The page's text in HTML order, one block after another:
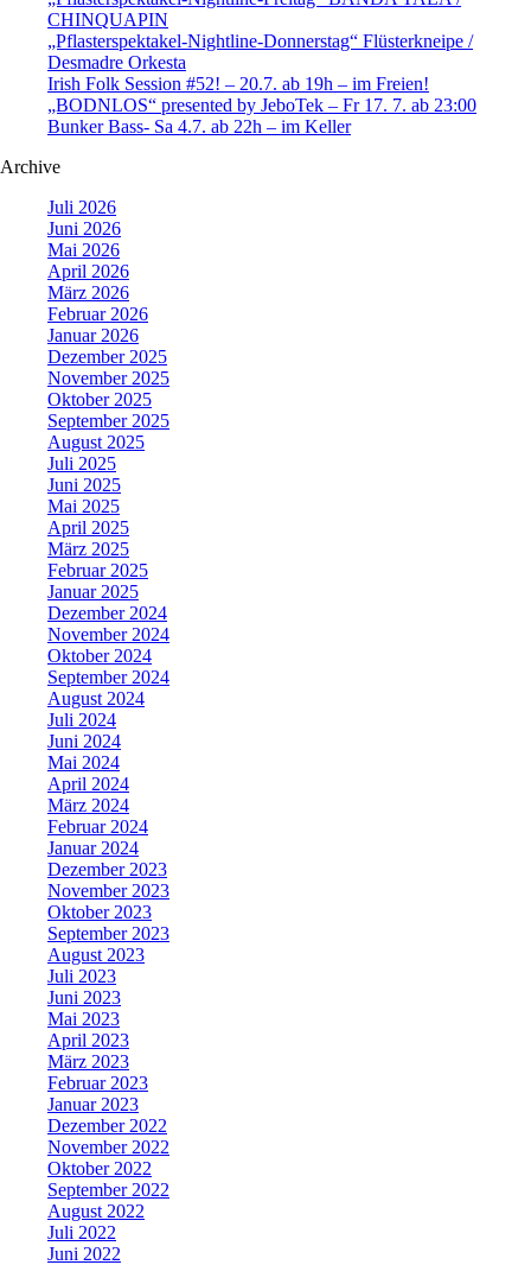
CHINQUAPIN
„Pflasterspektakel-Nightline-Donnerstag“ Flüsterkneipe /
Desmadre Orkesta
Irish Folk Session #52! – 20.7. ab 19h – im Freien!
„BODNLOS“ presented by JeboTek – Fr 17. 7. ab 23:00
Bunker Bass- Sa 4.7. ab 22h – im Keller
Archive
Juli 2026
Juni 2026
Mai 2026
April 2026
März 2026
Februar 2026
Januar 2026
Dezember 2025
November 2025
Oktober 2025
September 2025
August 2025
Juli 2025
Juni 2025
Mai 2025
April 2025
März 2025
Februar 2025
Januar 2025
Dezember 2024
November 2024
Oktober 2024
September 2024
August 2024
Juli 2024
Juni 2024
Mai 2024
April 2024
März 2024
Februar 2024
Januar 2024
Dezember 2023
November 2023
Oktober 2023
September 2023
August 2023
Juli 2023
Juni 2023
Mai 2023
April 2023
März 2023
Februar 2023
Januar 2023
Dezember 2022
November 2022
Oktober 2022
September 2022
August 2022
Juli 2022
Juni 2022